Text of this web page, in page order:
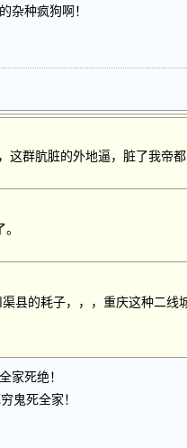
杂种疯狗啊！
这群肮脏的外地逼，脏了我帝
县的耗子，，，重庆这种二线
家死绝！
鬼死全家！